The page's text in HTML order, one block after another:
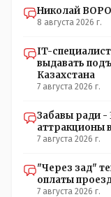
Впрочем, не надо
наверху , близко
Николай
8 августа 2026 г.
IT-
выдавать
Казахстана
7 августа 2026 г.
Забавы ради -
аттракционы
7 августа 2026 г.
"Через зад"
оплаты
7 августа 2026 г.